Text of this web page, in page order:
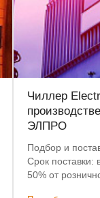
Чиллер
ЭЛПРО
Подбор и
Срок поставки:
50% от